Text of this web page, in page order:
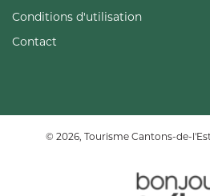
Conditions d'utilisation
Contact
© 2026, Tourisme Cantons-de-